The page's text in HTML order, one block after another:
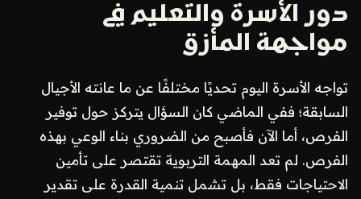
دور الأسرة والتعليم في
مواجهة المأزق
تواجه الأسرة اليوم تحديًا مختلفًا عن ما عانته الأجيال
السابقة؛ ففي الماضي كان السؤال يتركز حول توفير
الفرص، أما الآن فأصبح من الضروري بناء الوعي بهذه
الفرص. لم تعد المهمة التربوية تقتصر على تأمين
الاحتياجات فقط، بل تشمل تنمية القدرة على تقدير